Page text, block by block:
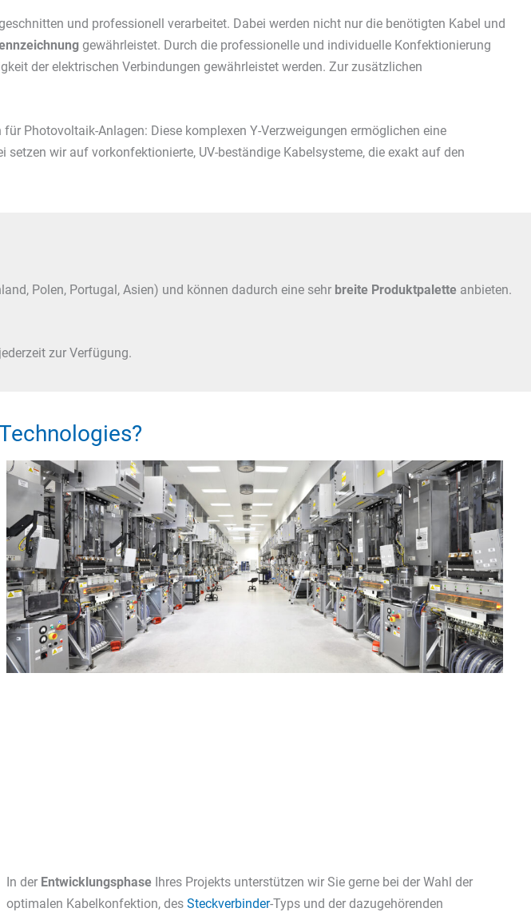
und professionell verarbeitet. Dabei werden nicht nur die benötigten Kabel und
gewährleistet. Durch die professionelle und individuelle Konfektionierung
der elektrischen Verbindungen gewährleistet werden. Zur zusätzlichen
Photovoltaik-Anlagen: Diese komplexen Y-Verzweigungen ermöglichen eine
wir auf vorkonfektionierte, UV-beständige Kabelsysteme, die exakt auf den
Polen, Portugal, Asien) und können dadurch eine sehr breite Produktpalette anbieten.
zur Verfügung.
In der Entwicklungsphase Ihres Projekts unterstützen wir Sie gerne bei der Wahl der
optimalen Kabelkonfektion, des Steckverbinder-Typs und der dazugehörenden